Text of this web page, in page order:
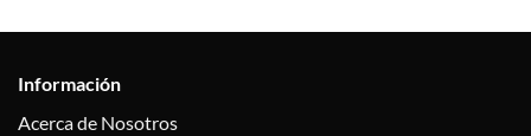
Información
Acerca de Nosotros